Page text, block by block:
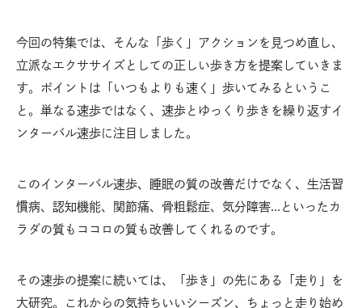
今回の特集では、そんな「歩く」アクションを見つめ直し、
立派なエクササイズとしての正しい歩き方を提案していきま
す。ポイントは「いつもよりも速く」歩いてみるというこ
と。単なる速歩ではなく、速歩とゆっくり歩きを繰り返すイ
ンターバル速歩に注目しました。
このインターバル速歩、睡眠の質の改善だけでなく、生活習
慣病、認知機能、関節痛、骨粗鬆症、気分障害…といったカ
ラダの質もココロの質も改善してくれるのです。
その速歩の提案に続いては、「歩き」の先にある「走り」を
大研究。これからの気持ちいいシーズン、ちょっと走り始め